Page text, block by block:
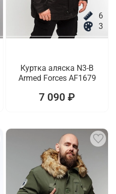
6
3
Куртка аляска N3-B
Armed Forces AF1679
7 090 ₽